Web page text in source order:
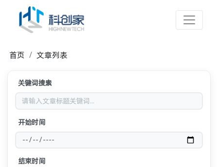
首页 文章列表
关键词搜索
开始时间
结束时间